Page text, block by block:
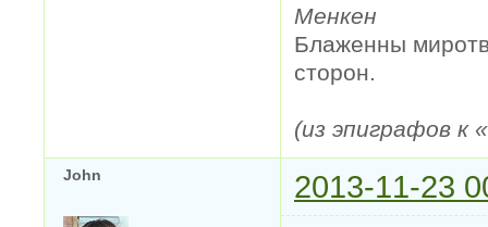
Менкен
Блаженны
сторон.
(из эпиграфов к
John 2013-11-23